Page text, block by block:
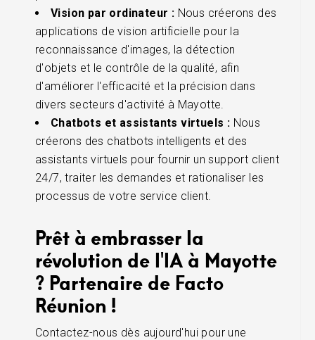
Vision par ordinateur : Nous créerons des
applications de vision artificielle pour la
reconnaissance d'images, la détection
d'objets et le contrôle de la qualité, afin
d'améliorer l'efficacité et la précision dans
divers secteurs d'activité à Mayotte.
Chatbots et assistants virtuels : Nous
créerons des chatbots intelligents et des
assistants virtuels pour fournir un support client
24/7, traiter les demandes et rationaliser les
processus de votre service client.
Prêt à embrasser la
révolution de l'IA à Mayotte
? Partenaire de Facto
Réunion !
Contactez-nous dès aujourd'hui pour une